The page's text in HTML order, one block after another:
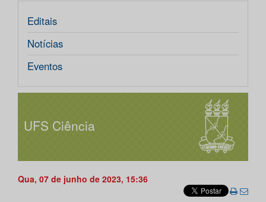
Editais
Notícias
Eventos
UFS Ciência
Qua, 07 de junho de 2023, 15:36